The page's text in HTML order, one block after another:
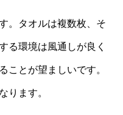
。タオルは複数枚、そ
る環境は風通しが良く
ことが望ましいです。
ります。